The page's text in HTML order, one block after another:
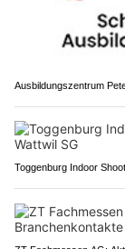
Ausbildungszentrum
Toggenburg Indoor